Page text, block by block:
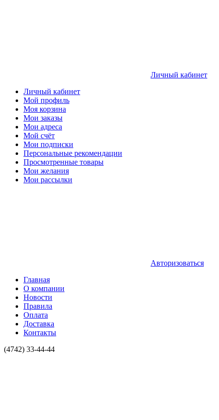
Личный кабинет
Личный кабинет
Мой профиль
Моя корзина
Мои заказы
Мои адреса
Мой счёт
Мои подписки
Персональные рекомендации
Просмотренные товары
Мои желания
Мои рассылки
Авторизоваться
Главная
О компании
Новости
Правила
Оплата
Доставка
Контакты
(4742) 33-44-44